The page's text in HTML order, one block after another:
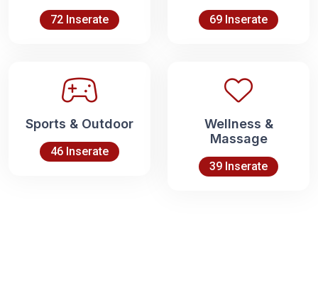
72 Inserate 69 Inserate
Sports & Outdoor
46 Inserate
Wellness &
Massage
39 Inserate